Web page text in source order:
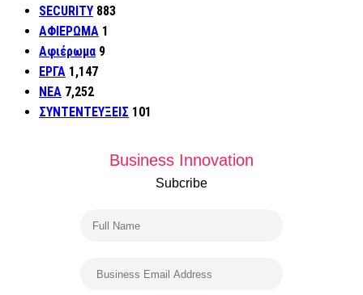
SECURITY 883
ΑΦΙΕΡΩΜΑ 1
Αφιέρωμα 9
ΕΡΓΑ 1,147
ΝΕΑ 7,252
ΣΥΝΤΕΝΤΕΥΞΕΙΣ 101
Business Innovation
Subcribe